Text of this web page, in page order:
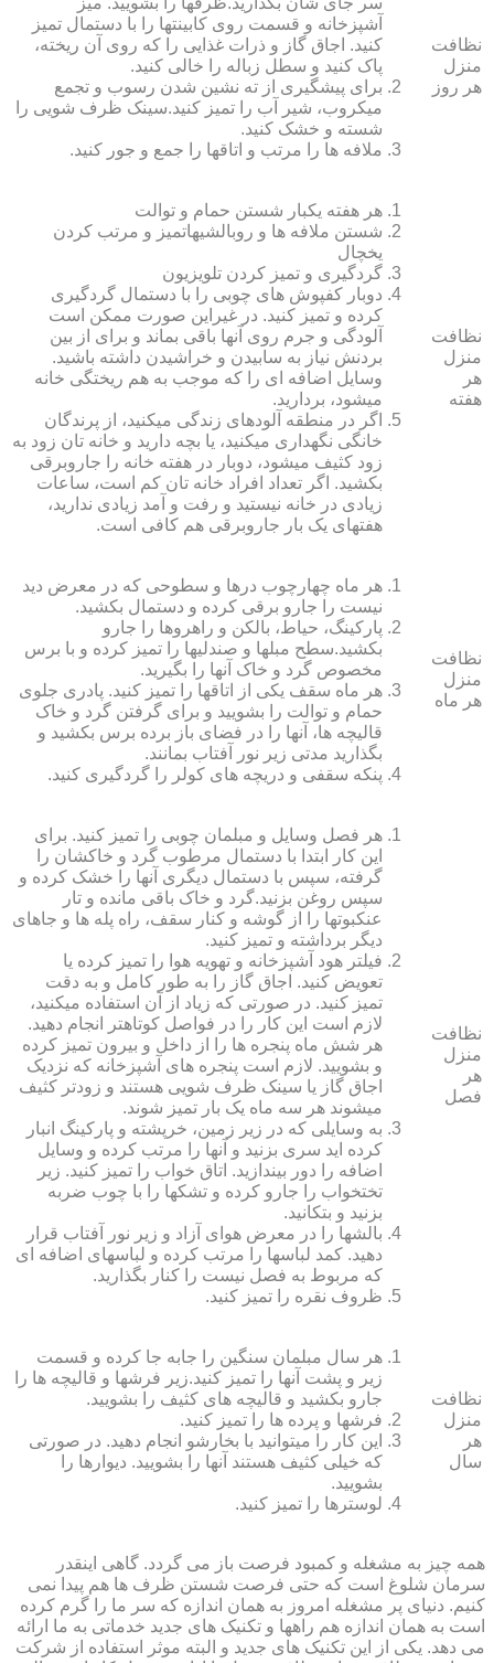
نظافت
منزل
هر روز
آشپزخانه و قسمت روی کابینت‏ها را با دستمال تمیز
کنید. اجاق گاز و ذرات غذایی را که روی آن ریخته،
پاک کنید و سطل زباله را خالی کنید.
برای پیشگیری از ته نشین شدن رسوب و تجمع
میکروب، شیر آب را تمیز کنید.سینک ظرف شویی را
شسته و خشک کنید.
ملافه‏ ها را مرتب و اتاق‏ها را جمع و جور کنید.
نظافت
منزل
هر
هفته
هر هفته یکبار شستن حمام و توالت
شستن ملافه‏ ها و روبالشی‎هاتمیز و مرتب کردن
یخچال
گردگیری و تمیز کردن تلویزیون
دوبار کفپوش‏ های چوبی را با دستمال گردگیری
کرده و تمیز کنید. در غیراین صورت ممکن است
آلودگی و جرم روی آنها باقی بماند و برای از بین
بردنش نیاز به سابیدن و خراشیدن داشته باشید.
وسایل اضافه ای را که موجب به هم ریختگی خانه
می‏شود، بردارید.
اگر در منطقه آلوده‏ای زندگی می‏کنید، از پرندگان
خانگی نگهداری می‏کنید، یا بچه دارید و خانه‏ تان زود به
زود کثیف می‏شود، دوبار در هفته خانه را جاروبرقی
بکشید. اگر تعداد افراد خانه ‏تان کم است، ساعات
زیادی در خانه نیستید و رفت و آمد زیادی ندارید،
هفته‏ای یک بار جاروبرقی هم کافی است.
نظافت
منزل
هر ماه
هر ماه چهارچوب درها و سطوحی که در معرض دید
نیست را جارو برقی کرده و دستمال بکشید.
پارکینگ، حیاط، بالکن و راهروها را جارو
بکشید.سطح مبل‏ها و صندلی‏ها را تمیز کرده و با برس
مخصوص گرد و خاک آنها را بگیرید.
هر ماه سقف یکی از اتاق‏ها را تمیز کنید. پادری جلوی
حمام و توالت را بشویید و برای گرفتن گرد و خاک
قالیچه‏ ها، آنها را در فضای باز برده برس بکشید و
بگذارید مدتی زیر نور آفتاب بمانند.
پنکه سقفی و دریچه‏ های کولر را گردگیری کنید.
نظافت
منزل
هر
فصل
هر فصل وسایل و مبلمان چوبی را تمیز کنید. برای
این کار ابتدا با دستمال مرطوب گرد و خاک‏شان را
گرفته، سپس با دستمال دیگری آنها را خشک کرده و
سپس روغن بزنید.گرد و خاک باقی مانده و تار
عنکبوت‏ها را از گوشه و کنار سقف، راه پله‏ ها و جاهای
دیگر برداشته و تمیز کنید.
فیلتر هود آشپزخانه و تهویه هوا را تمیز کرده یا
تعویض کنید. اجاق گاز را به طور کامل و به دقت
تمیز کنید. در صورتی که زیاد از آن استفاده می‏کنید،
لازم است این کار را در فواصل کوتاه‏تر انجام دهید.
هر شش ماه پنجره‏ ها را از داخل و بیرون تمیز کرده
و بشویید. لازم است پنجره‏ های آشپزخانه که نزدیک
اجاق گاز یا سینک ظرف شویی هستند و زودتر کثیف
می‏شوند هر سه ماه یک بار تمیز شوند.
به وسایلی که در زیر زمین، خرپشته و پارکینگ انبار
کرده‏ اید سری بزنید و آنها را مرتب کرده و وسایل
اضافه را دور بیندازید. اتاق خواب را تمیز کنید. زیر
تختخواب را جارو کرده و تشک‏ها را با چوب ضربه
بزنید و بتکانید.
بالش‏ها را در معرض هوای آزاد و زیر نور آفتاب قرار
دهید. کمد لباس‏ها را مرتب کرده و لباس‏های اضافه ای
که مربوط به فصل نیست را کنار بگذارید.
ظروف نقره را تمیز کنید.
نظافت
منزل
هر
سال
هر سال مبلمان سنگین را جابه جا کرده و قسمت
زیر و پشت آنها را تمیز کنید.زیر فرش‏ها و قالیچه‏ ها را
جارو بکشید و قالیچه‏ های کثیف را بشویید.
فرش‏ها و پرده ‏ها را تمیز کنید.
این کار را می‏توانید با بخارشو انجام دهید. در صورتی
که خیلی کثیف هستند آنها را بشویید. دیوارها را
بشویید.
لوسترها را تمیز کنید.
همه چیز به مشغله و کمبود فرصت باز می گردد. گاهی اینقدر
سرمان شلوغ است که حتی فرصت شستن ظرف ها هم پیدا نمی
کنیم. دنیای پر مشغله امروز به همان اندازه که سر ما را گرم کرده
است به همان اندازه هم راهها و تکنیک های جدید خدماتی به ما ارائه
می دهد. یکی از این تکنیک های جدید و البته موثر استفاده از شرکت